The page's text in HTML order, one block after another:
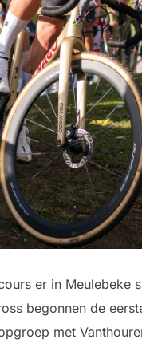
er in
begonnen de
met